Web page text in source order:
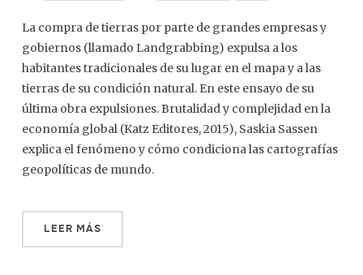
La compra de tierras por parte de grandes empresas y
gobiernos (llamado Landgrabbing) expulsa a los
habitantes tradicionales de su lugar en el mapa y a las
tierras de su condición natural. En este ensayo de su
última obra expulsiones. Brutalidad y complejidad en la
economía global (Katz Editores, 2015), Saskia Sassen
explica el fenómeno y cómo condiciona las cartografías
geopolíticas de mundo.
LEER MÁS